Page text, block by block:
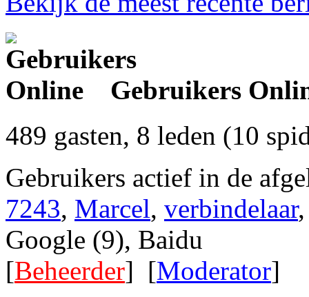
Gebruikers
489 gasten, 8 leden (10
Gebruikers actief in de
7243, Marcel, verbindelaar
Google (9), Baidu
[Beheerder] [Moderator]